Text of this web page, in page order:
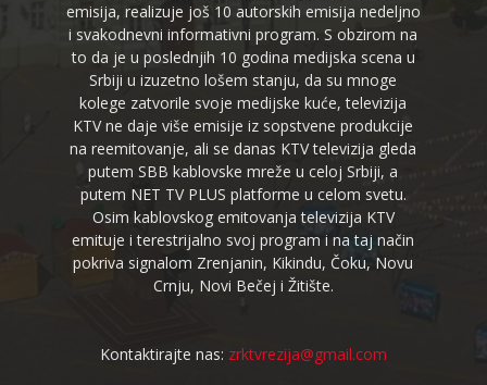
emisija, realizuje još 10 autorskih emisija nedeljno
i svakodnevni informativni program. S obzirom na
to da je u poslednjih 10 godina medijska scena u
Srbiji u izuzetno lošem stanju, da su mnoge
kolege zatvorile svoje medijske kuće, televizija
KTV ne daje više emisije iz sopstvene produkcije
na reemitovanje, ali se danas KTV televizija gleda
putem SBB kablovske mreže u celoj Srbiji, a
putem NET TV PLUS platforme u celom svetu.
Osim kablovskog emitovanja televizija KTV
emituje i terestrijalno svoj program i na taj način
pokriva signalom Zrenjanin, Kikindu, Čoku, Novu
Crnju, Novi Bečej i Žitište.
Kontaktirajte nas: zrktvrezija@gmail.com